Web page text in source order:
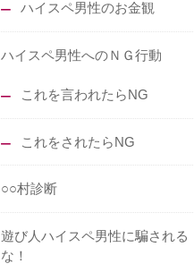
ハイスペ男性のお金観
ハイスペ男性へのＮＧ行動
これを言われたらNG
これをされたらNG
○○村診断
遊び人ハイスペ男性に騙される
な！